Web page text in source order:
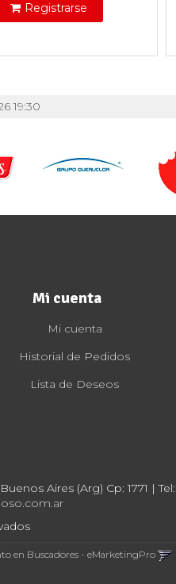
Registrarse
19:30
Mi cuenta
Mi cuenta
Historial de Pedidos
Lista de Deseos
Aires (Arg) Cp: 1771 | Tel:
en Buscadores - eMarketingPro